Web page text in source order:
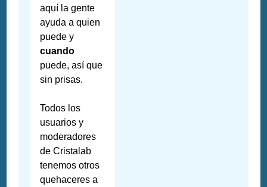
aquí la gente
ayuda a quien
puede y
cuando
puede, así que
sin prisas.
Todos los
usuarios y
moderadores
de Cristalab
tenemos otros
quehaceres a